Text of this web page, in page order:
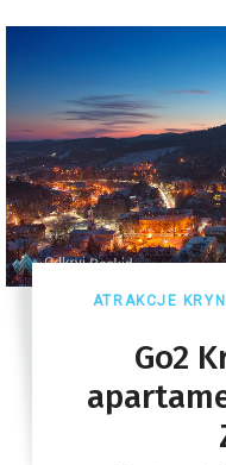
ATRAKCJE
Go2